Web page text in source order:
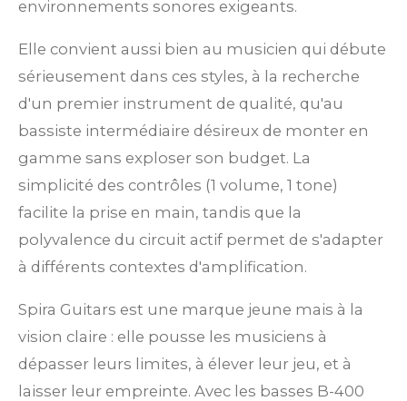
environnements sonores exigeants.
Elle convient aussi bien au musicien qui débute
sérieusement dans ces styles, à la recherche
d'un premier instrument de qualité, qu'au
bassiste intermédiaire désireux de monter en
gamme sans exploser son budget. La
simplicité des contrôles (1 volume, 1 tone)
facilite la prise en main, tandis que la
polyvalence du circuit actif permet de s'adapter
à différents contextes d'amplification.
Spira Guitars est une marque jeune mais à la
vision claire : elle pousse les musiciens à
dépasser leurs limites, à élever leur jeu, et à
laisser leur empreinte. Avec les basses B-400